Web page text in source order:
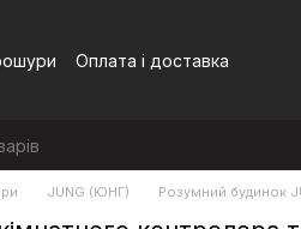
Оплата і доставка
JUNG (ЮНГ) Розумний будинок